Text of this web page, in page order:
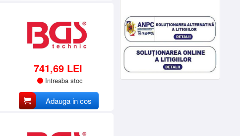
741,69 LEI
Intreaba stoc
Adauga in cos